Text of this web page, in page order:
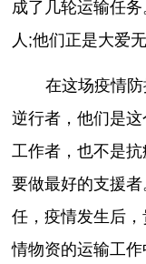
成了几轮运输任
人;他们正是大爱
在这场疫情
逆行者，他们是
工作者，也不是
要做最好的支援
任，疫情发生后
情物资的运输工